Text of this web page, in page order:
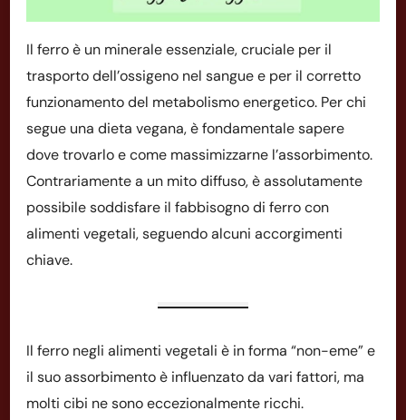
Il ferro è un minerale essenziale, cruciale per il
trasporto dell’ossigeno nel sangue e per il corretto
funzionamento del metabolismo energetico. Per chi
segue una dieta vegana, è fondamentale sapere
dove trovarlo e come massimizzarne l’assorbimento.
Contrariamente a un mito diffuso, è assolutamente
possibile soddisfare il fabbisogno di ferro con
alimenti vegetali, seguendo alcuni accorgimenti
chiave.
Il ferro negli alimenti vegetali è in forma “non-eme” e
il suo assorbimento è influenzato da vari fattori, ma
molti cibi ne sono eccezionalmente ricchi.